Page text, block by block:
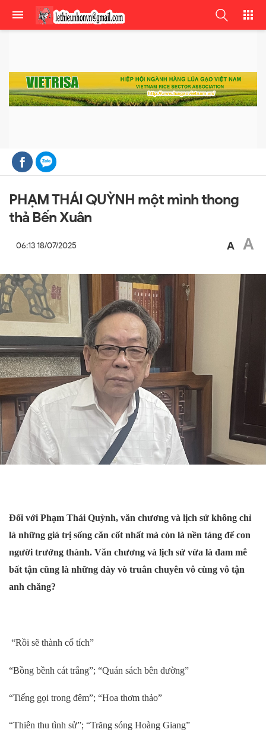
PHẠM THÁI QUỲNH một mình thong
thả Bến Xuân
06:13 18/07/2025 A A
Đối với Phạm Thái Quỳnh, văn chương và lịch sử không chỉ
là những giá trị sống căn cốt nhất mà còn là nền tảng để con
người trưởng thành. Văn chương và lịch sử vừa là đam mê
bất tận cũng là những dày vò truân chuyên vô cùng vô tận
anh chăng?
“Rồi sẽ thành cổ tích”
“Bồng bềnh cát trắng”; “Quán sách bên đường”
“Tiếng gọi trong đêm”; “Hoa thơm thảo”
“Thiên thu tình sử”; “Trăng sóng Hoàng Giang”